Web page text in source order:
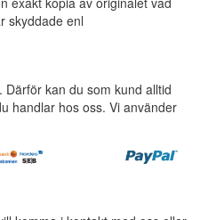
skyddade enl
kan du som kund alltid
handlar hos oss. Vi använder